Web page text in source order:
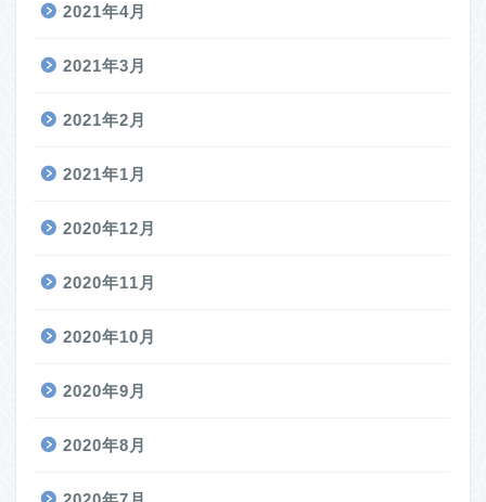
2021年4月
2021年3月
2021年2月
2021年1月
2020年12月
2020年11月
2020年10月
2020年9月
2020年8月